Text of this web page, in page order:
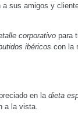
a sus amigos y
corporativopara
ibéricos con la
en la dieta
a la vista.